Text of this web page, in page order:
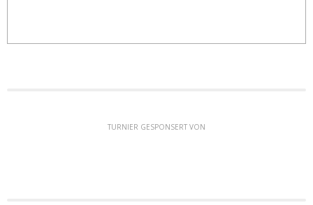
TURNIER GESPONSERT VON